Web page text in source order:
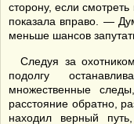
сторону, если
показала вправо. —
меньше шансов
Следуя за
подолгу
множественные
расстояние обратно,
находил верный